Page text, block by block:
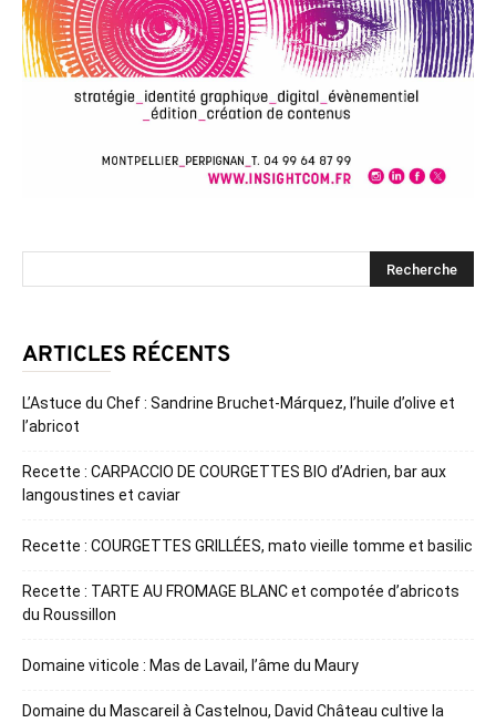
ARTICLES RÉCENTS
L’Astuce du Chef : Sandrine Bruchet-Márquez, l’huile d’olive et
l’abricot
Recette : CARPACCIO DE COURGETTES BIO d’Adrien, bar aux
langoustines et caviar
Recette : COURGETTES GRILLÉES, mato vieille tomme et basilic
Recette : TARTE AU FROMAGE BLANC et compotée d’abricots
du Roussillon
Domaine viticole : Mas de Lavail, l’âme du Maury
Domaine du Mascareil à Castelnou, David Château cultive la